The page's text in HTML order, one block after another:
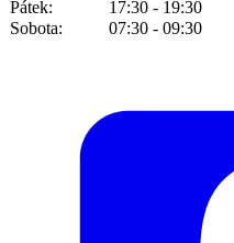
Pátek:
17:30 - 19:30
Sobota:
07:30 - 09:30